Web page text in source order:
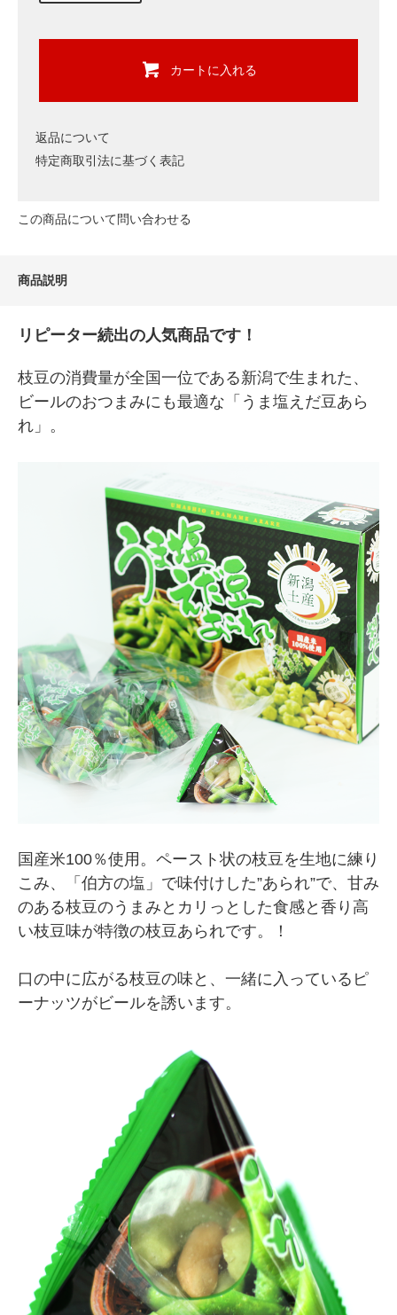
カートに入れる
返品について
特定商取引法に基づく表記
この商品について問い合わせる
商品説明
リピーター続出の人気商品です！
枝豆の消費量が全国一位である新潟で生まれた、
ビールのおつまみにも最適な「うま塩えだ豆あら
れ」。
国産米100％使用。ペースト状の枝豆を生地に練り
こみ、「伯方の塩」で味付けした”あられ”で、甘み
のある枝豆のうまみとカリっとした食感と香り高
い枝豆味が特徴の枝豆あられです。！
口の中に広がる枝豆の味と、一緒に入っているピ
ーナッツがビールを誘います。